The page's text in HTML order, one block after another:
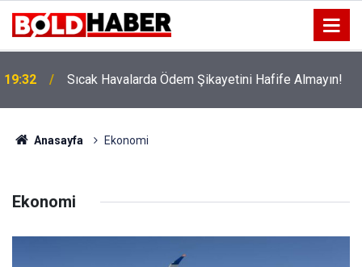
19:32 Sıcak Havalarda Ödem Şikayetini Hafife Almayın!
Anasayfa Ekonomi
Ekonomi